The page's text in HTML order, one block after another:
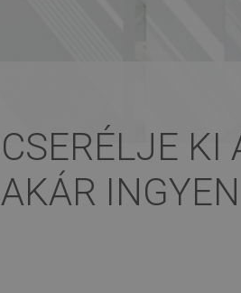
CSERÉLJE KI
AKÁR INGYEN